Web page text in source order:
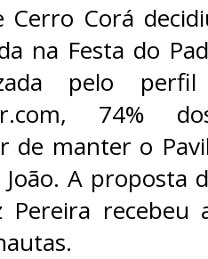
Cerro Corá
na Festa do
pelo
74%
de manter o
João. A proposta
Pereira recebeu